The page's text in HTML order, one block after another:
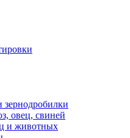
зернодробилки
овец, свиней
и животных